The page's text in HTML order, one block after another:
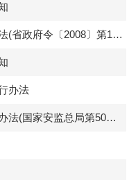
(省政府令〔2008〕第12
办法
法(国家安监总局第50号